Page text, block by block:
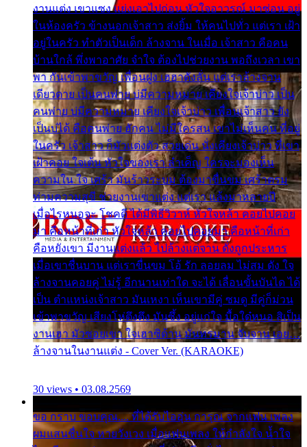
งานแต่ง เขาแซง แย่งเอาไปก่อน หัวใจอาวรณ์ มาซ่อน อยู่
ในห้องครัว ข้างนอกเจ้าสาว ส่งยิ้ม ให้คนไปทั่ว แต่เรา เฝ้า
อยู่ในครัว ทำตัวเป็นเด็ก ล้างจาน ในเมื่อ เจ้าสาว คือคน
บ้านใกล้ พึ่งพาอาศัย จำใจ ต้องไปช่วยงาน พอถึงเวลา เขา
พา กันเข้าพาขวัญ เพื่อนฝูง เฮฮาดังลั่น แต่เราล้างจาน
เดียวดาย เป็นคนพ่าย บ่มีความหมาย เคียงใจเจ้าบ่าว เป็น
คนพ่าย บ่มีความหมาย เคียงใจเจ้าบ่าว เพื่อนเจ้าสาว ยัง
เป็นบ่ได้ คือคนพ่าย ฮักคน ไม่มีใครสน เขาไม่เห็นคน ที่อยู่
ในครัว เจ้าสาว ก็มัวแต่งตัว สวยเด่น นั่งเคียงเจ้าบ่าว ที่เขา
เฝ้าคอย ใจเต้น หัวใจของเรา ลำเค็ญ ใครจะมองเห็น
ความใน ใจ เศร้า มันร้าวระบม ต้องมาขื่นขม เศร้าตรม
ท่ามความสุขี ช่วยงานเขาแต่ง แต่เรา แล้งมาหลายปี
เมื่อไรหนอจะ โชคดี ได้มีพิธีวิวาห์ หัวใจหล้า คอยไปคอย
มา คือหน้าที่เก่า หัวใจหล้า คอยไปคอยมา คือหน้าที่เก่า
คือหยังเขา มีงานแต่งแล้ว ไปล้างแต่จาน ดั่งถูกประหาร
เมื่อเขาชื่นบาน แต่เราขื่นขม โอ้ รัก ลอยลม ไม่สม ดัง ใจ
ล้างจานคอยคู่ ไม่รู้ อีกนานเท่าใด จะได้ เลื่อนขั้นบันได ได้
เป็น ตำแหน่งเจ้าสาว มันเหงา เห็นเขามีคู่ ซมดู มีคู่ก็ม่วน
เข้าพาขวัญ เสียงโห่ตึงตึง มันซึ้ง อยู่แก่ใจ มื้อใด๋หนอ สิเป็น
งานเฮา มัวซอยเขา ใจเฮาซิด้าน มันทรมาน จับจาน เอย…
ล้างจานในงานแต่ง - Cover Ver. (KARAOKE)
30 views • 03.08.2569
ขอ กราบ ขอบคุณ.... ที่ได้รับไออุ่น การุณ จากแฟน เพลง
ผมแสนชื่นใจ หายวังเวง เมื่อแฟนเพลง ให้กำลังใจ น้ำใจ